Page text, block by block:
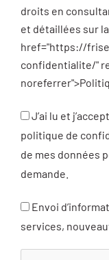
droits en
et détaillées sur
href="https://
confidentialite/"
J’ai lu et
politique de
de mes données
demande.
Envoi
services,